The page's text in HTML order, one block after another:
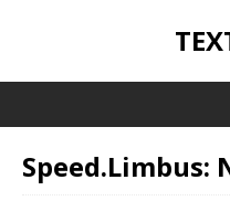
Speed.Limbus: